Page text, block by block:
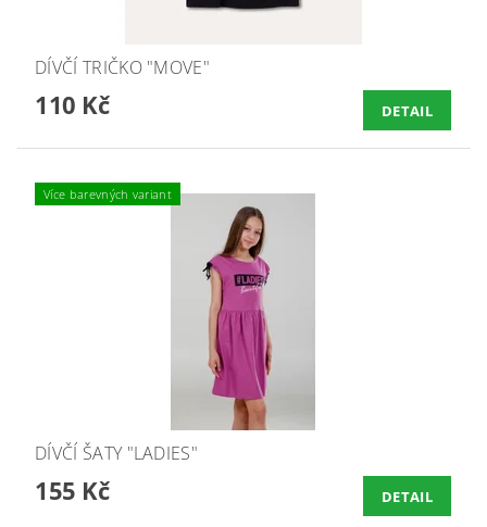
DÍVČÍ TRIČKO "MOVE"
110 Kč DETAIL
Více barevných variant
DÍVČÍ ŠATY "LADIES"
155 Kč DETAIL